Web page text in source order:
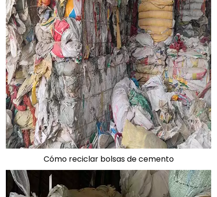
Cómo reciclar bolsas de cemento